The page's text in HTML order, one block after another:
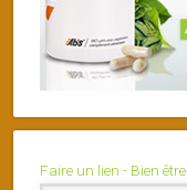
Faire un lien - Bien être